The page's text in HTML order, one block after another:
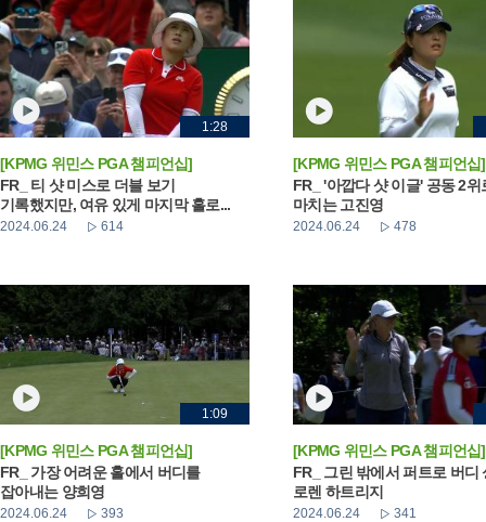
1:28
[KPMG 위민스 PGA 챔피언십]
FR_ 티 샷 미스로 더블 보기
기록했지만, 여유 있게 마지막 홀로...
2024.06.24 614
[KPMG 위민스 PGA 챔피언십]
FR_ '아깝다 샷 이글' 공동 2위
마치는 고진영
2024.06.24 478
1:09
[KPMG 위민스 PGA 챔피언십]
FR_ 가장 어려운 홀에서 버디를
잡아내는 양희영
2024.06.24 393
[KPMG 위민스 PGA 챔피언십]
FR_ 그린 밖에서 퍼트로 버디
로렌 하트리지
2024.06.24 341